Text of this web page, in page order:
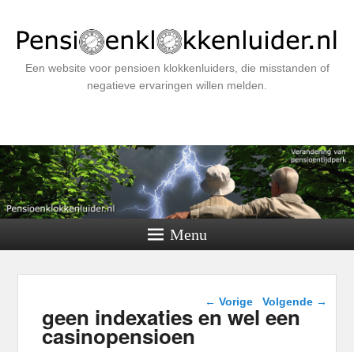
Een website voor pensioen klokkenluiders, die misstanden of
negatieve ervaringen willen melden.
Menu
Berichtnavigatie
← Vorige Volgende →
geen indexaties en wel een
casinopensioen